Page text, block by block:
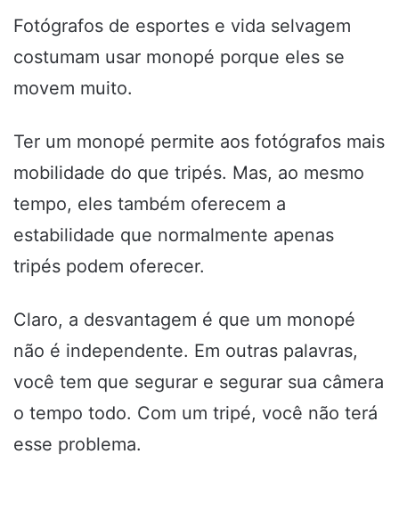
Fotógrafos de esportes e vida selvagem
costumam usar monopé porque eles se
movem muito.
Ter um monopé permite aos fotógrafos mais
mobilidade do que tripés. Mas, ao mesmo
tempo, eles também oferecem a
estabilidade que normalmente apenas
tripés podem oferecer.
Claro, a desvantagem é que um monopé
não é independente. Em outras palavras,
você tem que segurar e segurar sua câmera
o tempo todo. Com um tripé, você não terá
esse problema.